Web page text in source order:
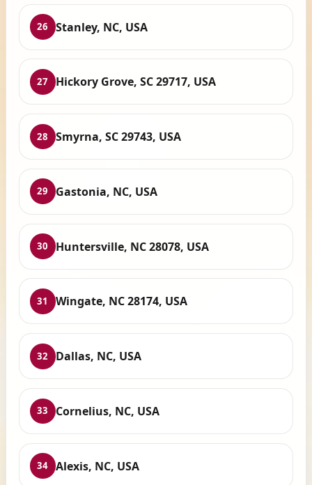
26 Stanley, NC, USA
27 Hickory Grove, SC 29717, USA
28 Smyrna, SC 29743, USA
29 Gastonia, NC, USA
30 Huntersville, NC 28078, USA
31 Wingate, NC 28174, USA
32 Dallas, NC, USA
33 Cornelius, NC, USA
34 Alexis, NC, USA